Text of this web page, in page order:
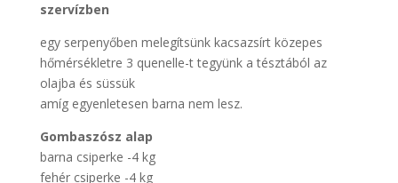
szervízben
egy serpenyőben melegítsünk kacsazsírt közepes
hőmérsékletre 3 quenelle-t tegyünk a tésztából az
olajba és süssük
amíg egyenletesen barna nem lesz.
Gombaszósz alap
barna csiperke -4 kg
fehér csiperke -4 kg